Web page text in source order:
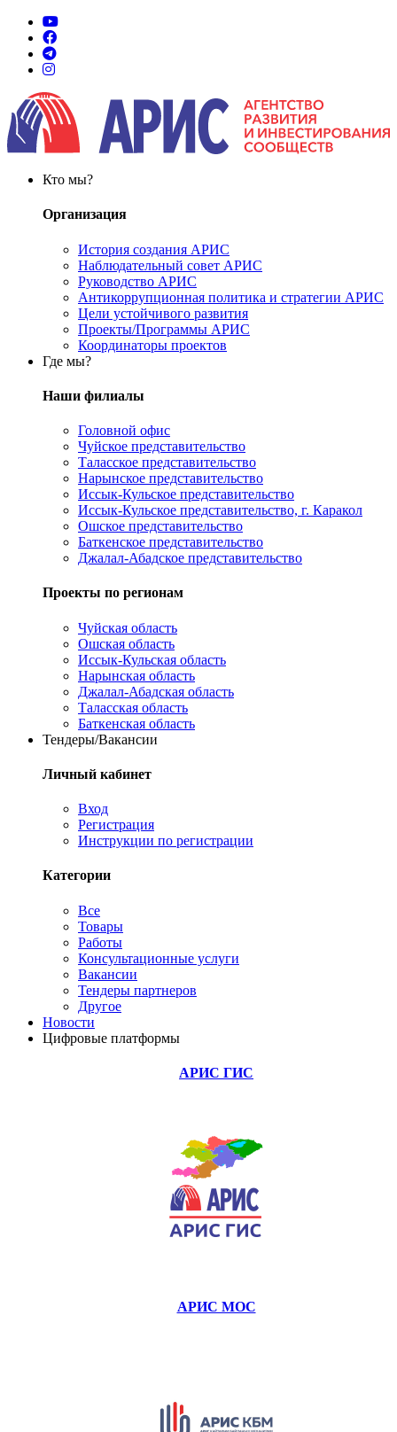
Кто мы?
Организация
История создания АРИС
Наблюдательный совет АРИС
Руководство АРИС
Антикоррупционная политика и стратегии АРИС
Цели устойчивого развития
Проекты/Программы АРИС
Координаторы проектов
Где мы?
Наши филиалы
Головной офис
Чуйское представительство
Таласское представительство
Нарынское представительство
Иссык-Кульское представительство
Иссык-Кульское представительство, г. Каракол
Ошское представительство
Баткенское представительство
Джалал-Абадское представительство
Проекты по регионам
Чуйская область
Ошская область
Иссык-Кульская область
Нарынская область
Джалал-Абадская область
Таласская область
Баткенская область
Тендеры/Вакансии
Личный кабинет
Вход
Регистрация
Инструкции по регистрации
Категории
Все
Товары
Работы
Консультационные услуги
Вакансии
Тендеры партнеров
Другое
Новости
Цифровые платформы
АРИС ГИС
АРИС МОС